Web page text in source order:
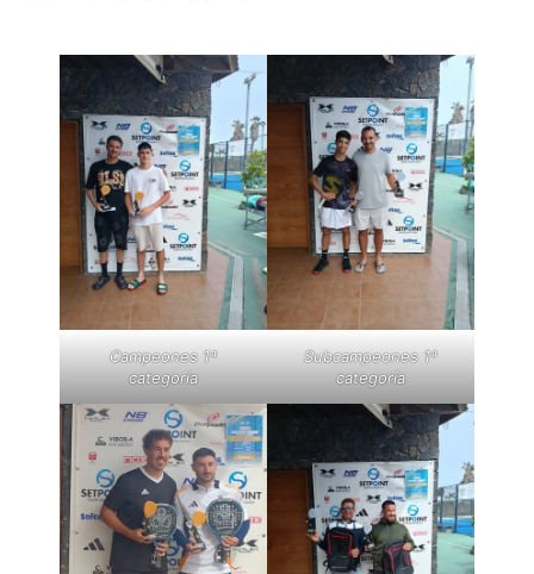
Campeones 1ª
categoría
Subcampeones 1ª
categoría